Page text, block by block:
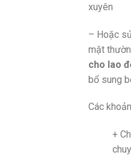
xuyên
– Hoặc
mặt
cho lao
bổ sung
Các
+